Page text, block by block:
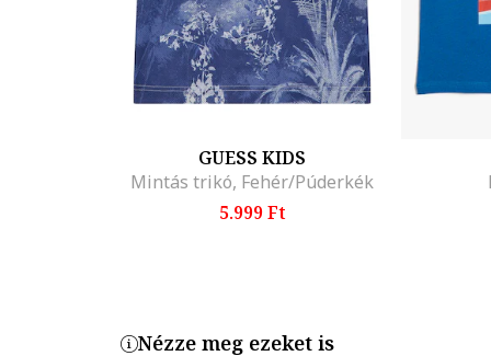
GUESS KIDS
Mintás trikó, Fehér/Púderkék
5.999 Ft
Nézze meg ezeket is